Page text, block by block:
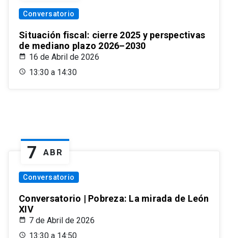
Conversatorio
Situación fiscal: cierre 2025 y perspectivas
de mediano plazo 2026–2030
16 de Abril de 2026
13:30 a 14:30
7 ABR
Conversatorio
Conversatorio | Pobreza: La mirada de León
XIV
7 de Abril de 2026
13:30 a 14:50